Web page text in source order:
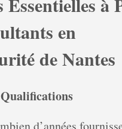
en
de Nantes
d’années